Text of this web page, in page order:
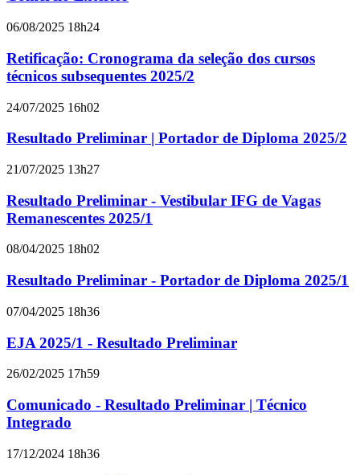
06/08/2025 18h24
Retificação: Cronograma da seleção dos cursos
técnicos subsequentes 2025/2
24/07/2025 16h02
Resultado Preliminar | Portador de Diploma 2025/2
21/07/2025 13h27
Resultado Preliminar - Vestibular IFG de Vagas
Remanescentes 2025/1
08/04/2025 18h02
Resultado Preliminar - Portador de Diploma 2025/1
07/04/2025 18h36
EJA 2025/1 - Resultado Preliminar
26/02/2025 17h59
Comunicado - Resultado Preliminar | Técnico
Integrado
17/12/2024 18h36